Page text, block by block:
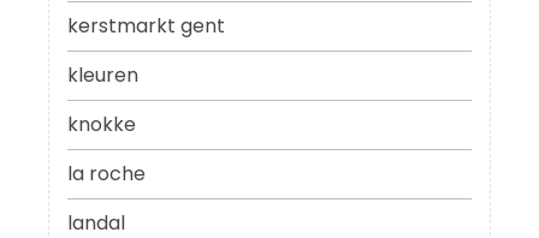
kerstmarkt gent
kleuren
knokke
la roche
landal